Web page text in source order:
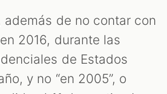
además de no contar con
2016, durante las
de Estados
y no “en 2005”, o